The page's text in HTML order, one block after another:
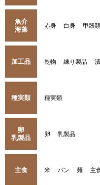
魚介
海藻
赤身 白身 甲殻類
加工品 乾物 練り製品
種実類 種実類
卵
乳製品
卵 乳製品
主食 米 パン 麺 主